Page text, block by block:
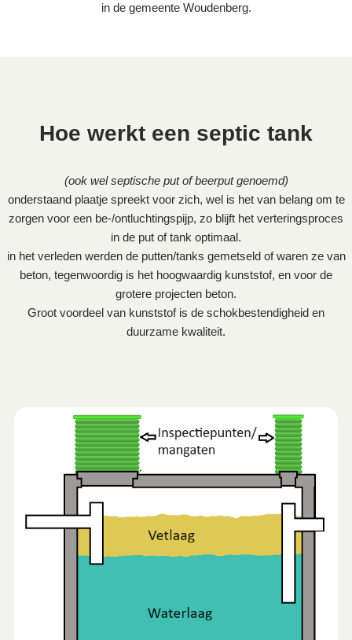
in de gemeente Woudenberg.
Hoe werkt een septic tank
(ook wel septische put of beerput genoemd)
onderstaand plaatje spreekt voor zich, wel is het van belang om te
zorgen voor een be-/ontluchtingspijp, zo blijft het verteringsproces
in de put of tank optimaal.
in het verleden werden de putten/tanks gemetseld of waren ze van
beton, tegenwoordig is het hoogwaardig kunststof, en voor de
grotere projecten beton.
Groot voordeel van kunststof is de schokbestendigheid en
duurzame kwaliteit.